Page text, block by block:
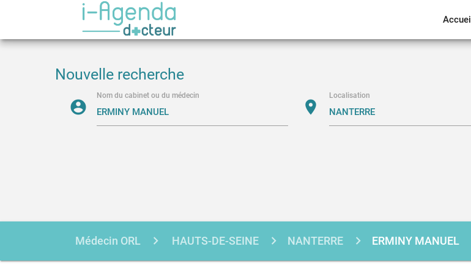
Accueil
Nouvelle recherche
account_circle
Nom du cabinet ou du médecin
location_on
Localisation
Médecin ORL HAUTS-DE-SEINE NANTERRE ERMINY MANUEL